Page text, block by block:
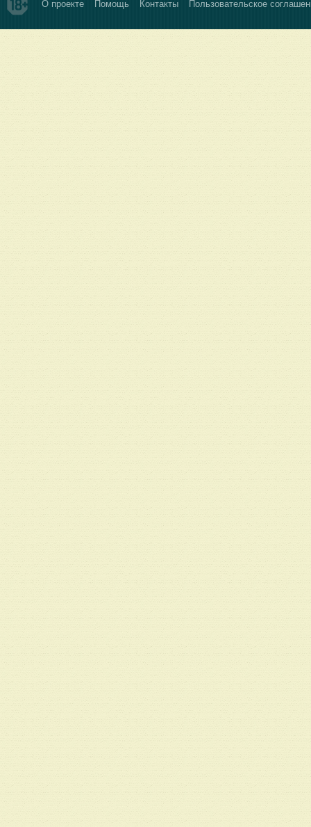
О проекте Помощь Контакты Пользовательское